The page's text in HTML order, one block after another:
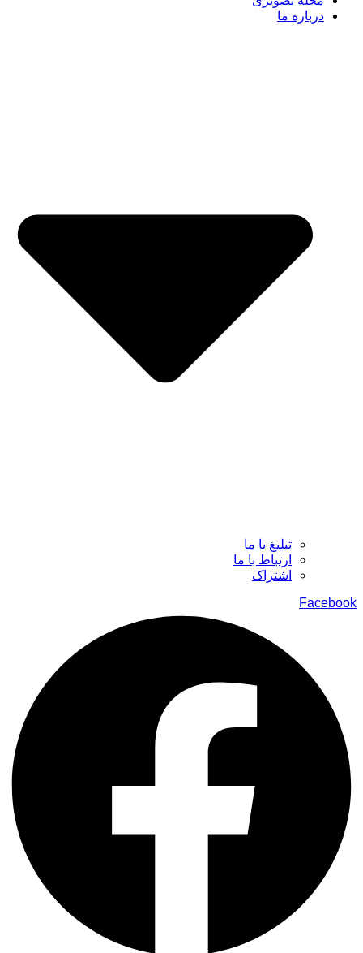
درباره ما
تبلیغ با ما
ارتباط با ما
اشتراک
Facebook